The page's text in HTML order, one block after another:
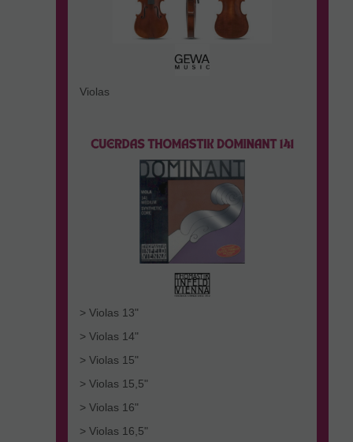
Violas
> Violas 13"
> Violas 14"
> Violas 15"
> Violas 15,5"
> Violas 16"
> Violas 16,5"